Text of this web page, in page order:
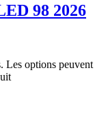
98 2026
Les options peuvent